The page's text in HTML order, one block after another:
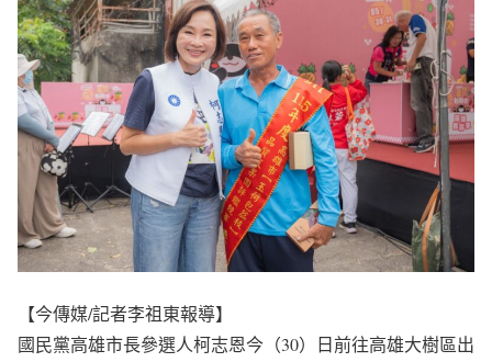
【今傳媒/記者李祖東報導】
國民黨高雄市長參選人柯志恩今（30）日前往高雄大樹區出